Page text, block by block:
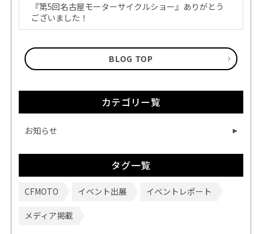
『第5回名古屋モーターサイクルショー』ありがとう
ございました！
BLOG TOP
カテゴリー覧
お知らせ
タグ一覧
CFMOTO イベント出展 イベントレポート
メディア掲載